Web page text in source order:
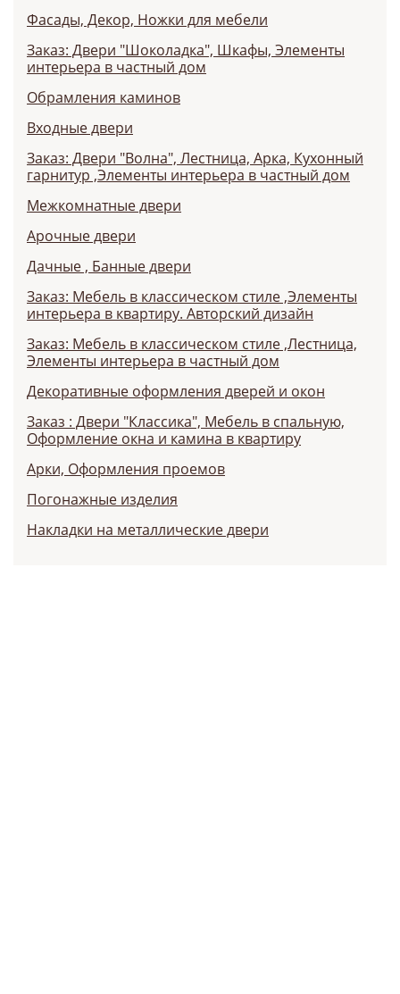
Фасады, Декор, Ножки для мебели
Заказ: Двери "Шоколадка", Шкафы, Элементы
интерьера в частный дом
Обрамления каминов
Входные двери
Заказ: Двери "Волна", Лестница, Арка, Кухонный
гарнитур ,Элементы интерьера в частный дом
Межкомнатные двери
Арочные двери
Дачные , Банные двери
Заказ: Мебель в классическом стиле ,Элементы
интерьера в квартиру. Авторский дизайн
Заказ: Мебель в классическом стиле ,Лестница,
Элементы интерьера в частный дом
Декоративные оформления дверей и окон
Заказ : Двери "Классика", Мебель в спальную,
Оформление окна и камина в квартиру
Арки, Оформления проемов
Погонажные изделия
Накладки на металлические двери